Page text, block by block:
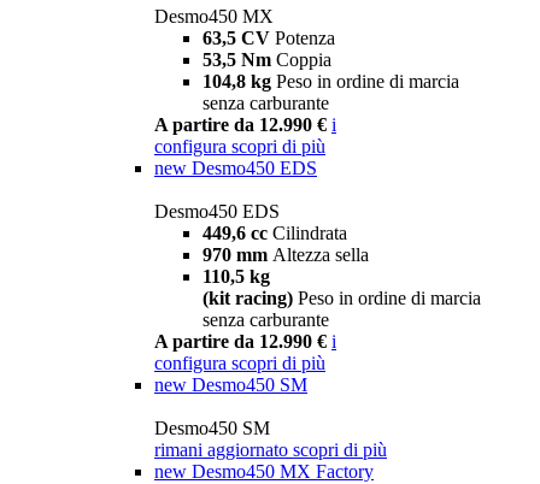
Desmo450 MX
63,5 CV Potenza
53,5 Nm Coppia
104,8 kg Peso in ordine di marcia
senza carburante
A partire da 12.990 € i
configura scopri di più
new Desmo450 EDS
Desmo450 EDS
449,6 cc Cilindrata
970 mm Altezza sella
110,5 kg
(kit racing) Peso in ordine di marcia
senza carburante
A partire da 12.990 € i
configura scopri di più
new Desmo450 SM
Desmo450 SM
rimani aggiornato scopri di più
new Desmo450 MX Factory